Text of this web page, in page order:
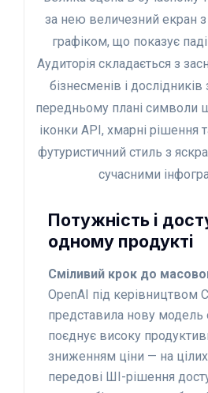
Потужність і
одному продукті
Сміливий крок до
OpenAI під керівництвом
представила нову модель
поєднує високу
зниженням ціни — на
передові ШІ-рішення